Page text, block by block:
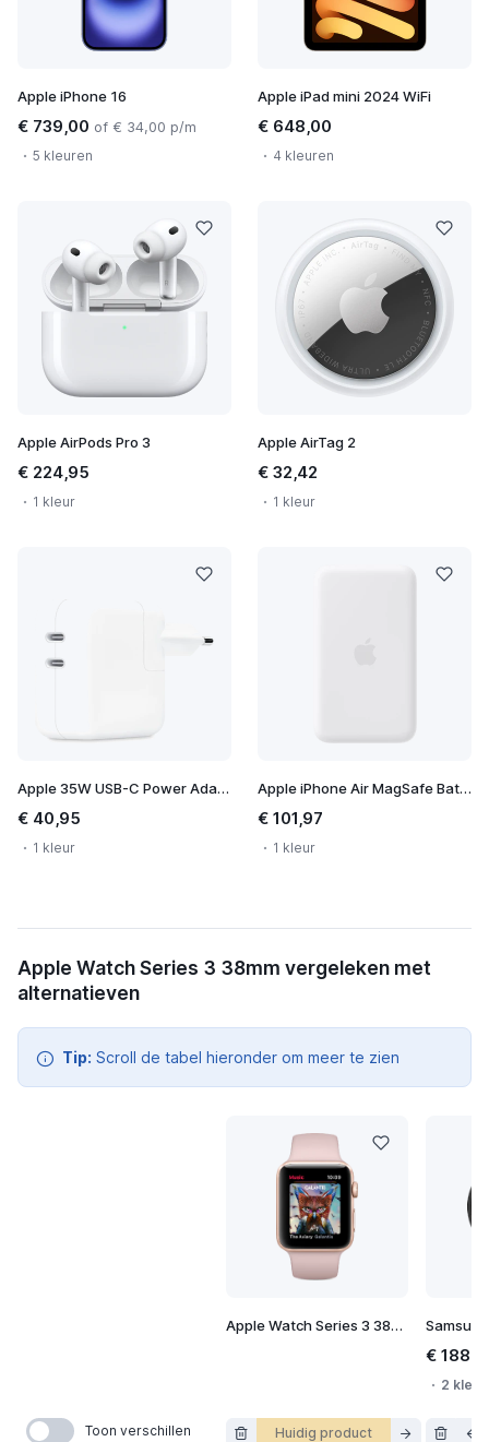
Apple iPhone 16
€ 739,00 of € 34,00 p/m
5 kleuren
Apple iPad mini 2024 WiFi
€ 648,00
4 kleuren
Apple AirPods Pro 3
€ 224,95
1 kleur
Apple AirTag 2
€ 32,42
1 kleur
Apple 35W USB-C Power Adapter
€ 40,95
1 kleur
Apple iPhone Air MagSafe Battery
€ 101,97
1 kleur
Apple Watch Series 3 38mm vergeleken met
alternatieven
Tip: Scroll de tabel hieronder om meer te zien
Apple Watch Series 3 38mm
€
2
Toon verschillen Huidig product